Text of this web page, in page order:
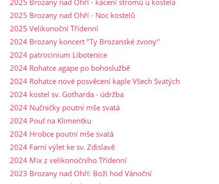
2025 Brozany nad Ohří - kácení stromů u kostela
2025 Brozany nad Ohří - Noc kostelů
2025 Velikonoční Třídenní
2024 Brozany koncert "Ty Brozanské zvony"
2024 patrocinium Libotenice
2024 Rohatce agape po bohoslužbě
2024 Rohatce nové posvěcení kaple Všech Svatých
2024 kostel sv. Gotharda - údržba
2024 Nučničky poutní mše svatá
2024 Pouť na Klimentku
2024 Hrobce poutní mše svatá
2024 Farní výlet ke sv. Zdislavě
2024 Mix z velikonočního Třídenní
2023 Brozany nad Ohří: Boží hod Vánoční